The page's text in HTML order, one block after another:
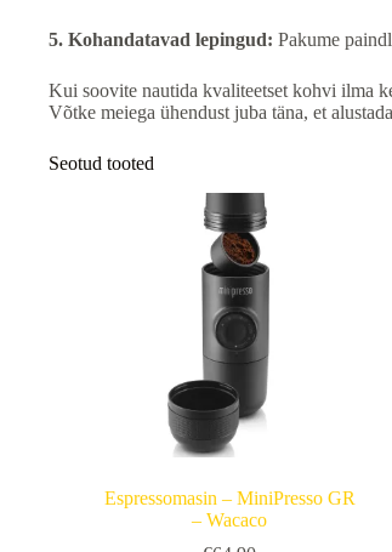
5. Kohandatavad lepingud: Pakume
Kui soovite nautida kvaliteetset kohvi ilma
Võtke meiega ühendust juba täna, et
Seotud tooted
Espressomasin – MiniPresso GR
– Wacaco